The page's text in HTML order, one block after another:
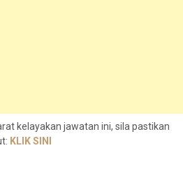
kelayakan jawatan ini, sila pastikan
KLIK SINI